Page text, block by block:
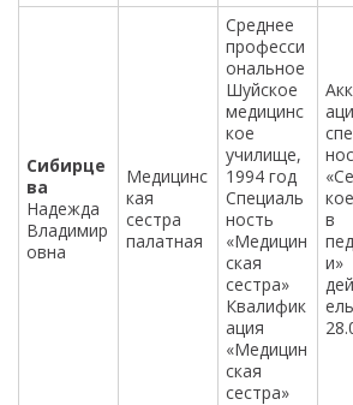
Сибирце
ва
Надежда
Владимир
овна
Медицинс
кая
сестра
палатная
Среднее
професси
ональное
Шуйское
медицинс
кое
училище,
1994 год
Специаль
ность
«Медицин
ская
сестра»
Квалифик
ация
«Медицин
ская
сестра»
в
и»